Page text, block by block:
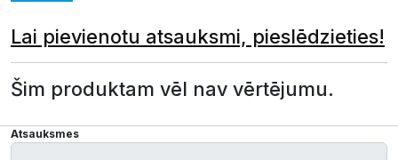
Lai pievienotu atsauksmi, pieslēdzieties!
Šim produktam vēl nav vērtējumu.
Atsauksmes